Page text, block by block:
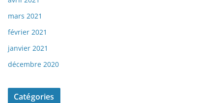
mars 2021
février 2021
janvier 2021
décembre 2020
Catégories